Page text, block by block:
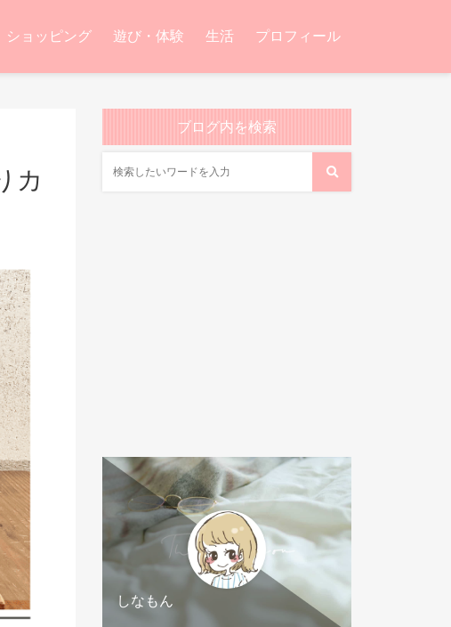
ショッピング 遊び・体験 生活 プロフィール
カ
ブログ内を検索
しなもん